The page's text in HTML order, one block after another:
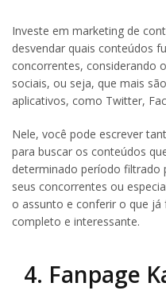
Investe em marketing de
desvendar quais conteúdos
concorrentes, considerando
sociais, ou seja, que mais
aplicativos, como Twitter,
Nele, você pode escrever
para buscar os conteúdos
determinado período filtrado
seus concorrentes ou
o assunto e conferir o que
completo e interessante.
4. Fanpage